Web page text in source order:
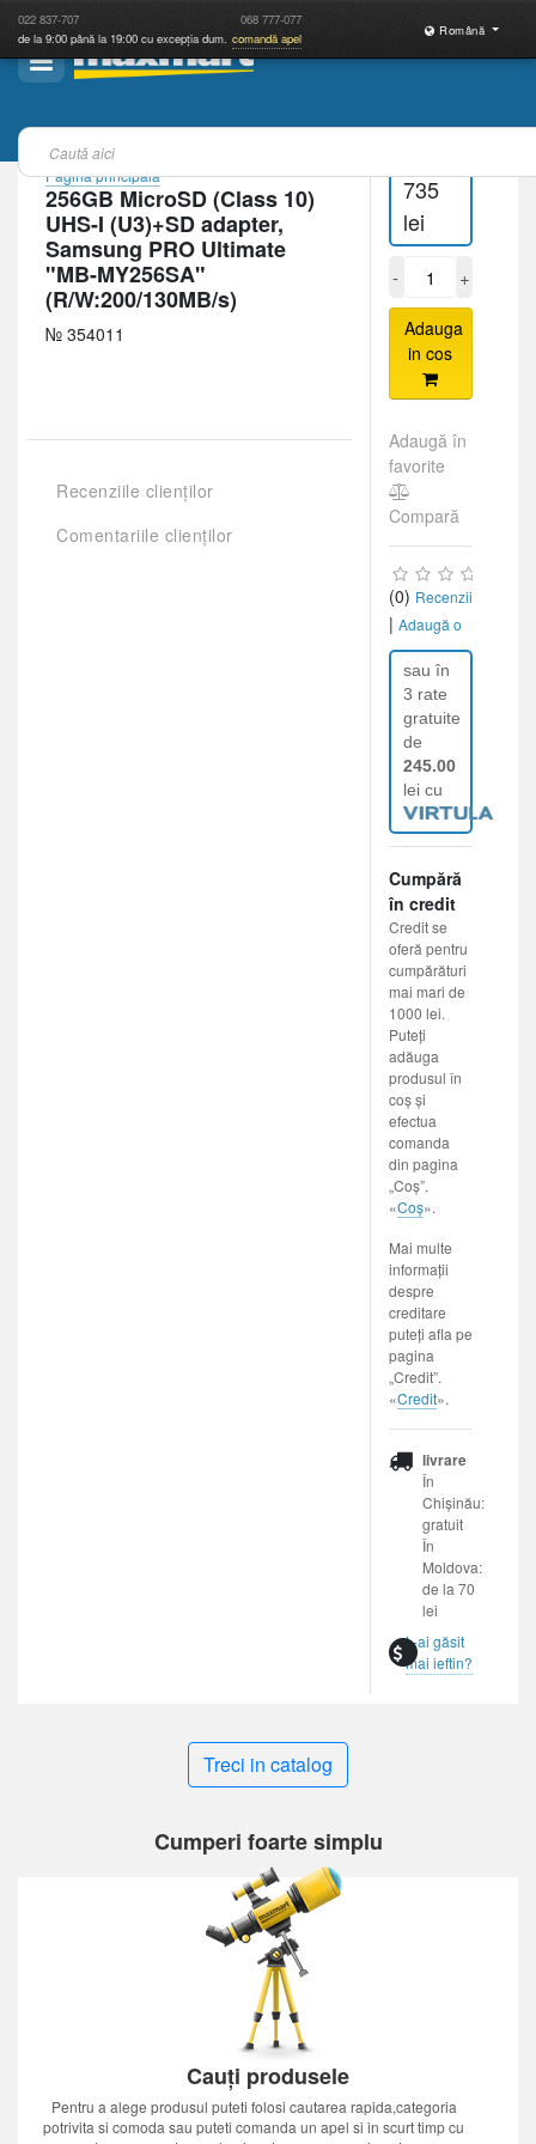
022 837-707 068 777-077
de la 9:00 până la 19:00 cu excepția dum. comandă apel
Română
Pagina principală
256GB MicroSD (Class 10)
UHS-I (U3)+SD adapter,
Samsung PRO Ultimate
"MB-MY256SA"
(R/W:200/130MB/s)
№ 354011
Recenziile clienților
Comentariile clienților
735
lei
- +
Adauga
in cos
Adaugă în
favorite
Compară
(0) Recenzii
| Adaugă o
recenzie
sau în
3 rate
gratuite
de
245.00
lei cu
Cumpără
în credit
Credit se
oferă pentru
cumpărături
mai mari de
1000 lei.
Puteți
adăuga
produsul în
coș și
efectua
comanda
din pagina
„Coș”.
«Coș».
Mai multe
informații
despre
creditare
puteți afla pe
pagina
„Credit”.
«Credit».
livrare
În
Chișinău:
gratuit
În
Moldova:
de la 70
lei
L-ai găsit
mai ieftin?
Treci in catalog
Cumperi foarte simplu
Cauți produsele
Pentru a alege produsul puteti folosi cautarea rapida,categoria
potrivita si comoda sau puteti comanda un apel si in scurt timp cu